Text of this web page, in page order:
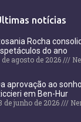
notícias
Rocha
do ano
de agosto de 2026
aprovação ao
em Ben-Hur
de junho de 2026